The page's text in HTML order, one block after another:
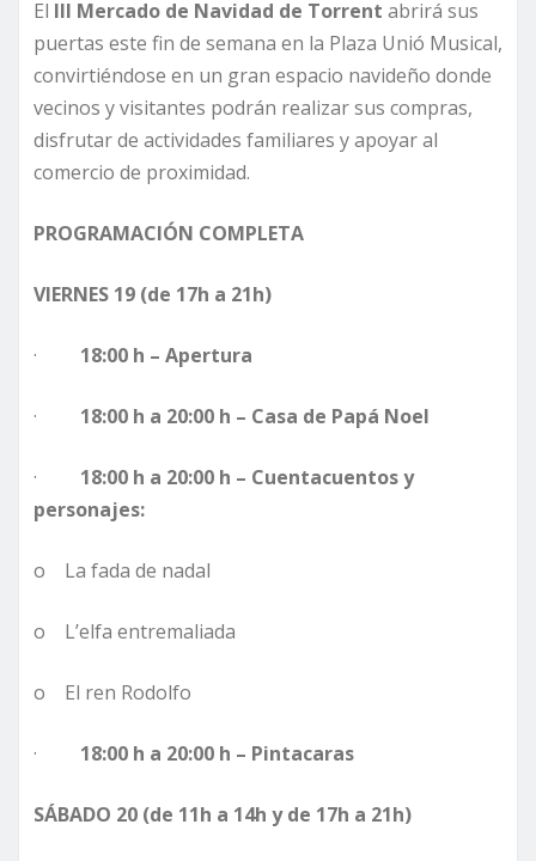
El III Mercado de Navidad de Torrent abrirá sus
puertas este fin de semana en la Plaza Unió Musical,
convirtiéndose en un gran espacio navideño donde
vecinos y visitantes podrán realizar sus compras,
disfrutar de actividades familiares y apoyar al
comercio de proximidad.
PROGRAMACIÓN COMPLETA
VIERNES 19 (de 17h a 21h)
· 18:00 h – Apertura
· 18:00 h a 20:00 h – Casa de Papá Noel
· 18:00 h a 20:00 h – Cuentacuentos y
personajes:
o La fada de nadal
o L’elfa entremaliada
o El ren Rodolfo
· 18:00 h a 20:00 h – Pintacaras
SÁBADO 20 (de 11h a 14h y de 17h a 21h)